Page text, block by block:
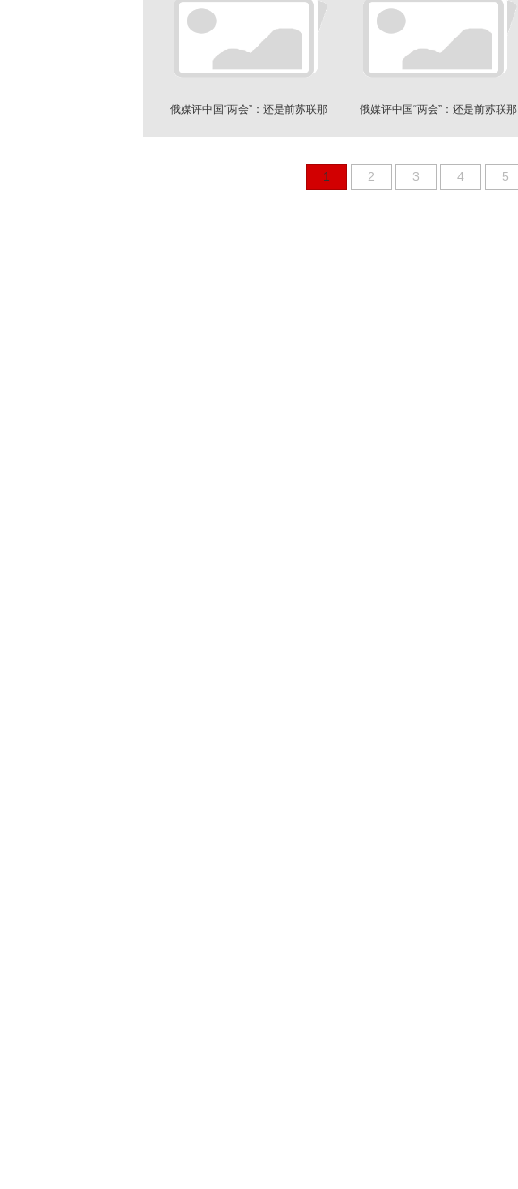
俄媒评中国“两会”：还是前苏联那
俄媒评中国“两会”：还是前苏联那
1 2 3 4 5